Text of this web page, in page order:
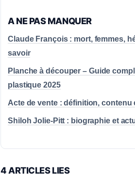
A NE PAS MANQUER
Claude François : mort, femmes,
savoir
Planche à découper – Guide
plastique 2025
Acte de vente : définition, contenu
Shiloh Jolie-Pitt : biographie et
4 ARTICLES LIES